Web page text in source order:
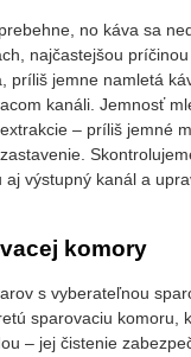
no káva sa
najčastejšou
príliš jemne namletá
kanáli. Jemnosť
– príliš jemné
aj výstupný kanál a
komory
s vyberateľnou
sparovaciu komoru,
– jej čistenie